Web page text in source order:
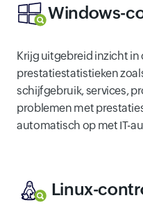
Windows-
Krijg uitgebreid inzicht in
prestatiestatistieken
schijfgebruik, services,
problemen met
automatisch op met IT-
Linux-